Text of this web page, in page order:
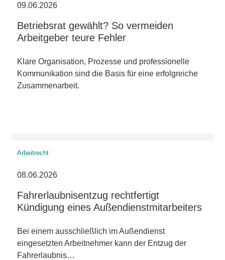
09.06.2026
Betriebsrat gewählt? So vermeiden
Arbeitgeber teure Fehler
Klare Organisation, Prozesse und professionelle
Kommunikation sind die Basis für eine erfolgreiche
Zusammenarbeit.
Arbeitrecht
08.06.2026
Fahrerlaubnisentzug rechtfertigt
Kündigung eines Außendienstmitarbeiters
Bei einem ausschließlich im Außendienst
eingesetzten Arbeitnehmer kann der Entzug der
Fahrerlaubnis…